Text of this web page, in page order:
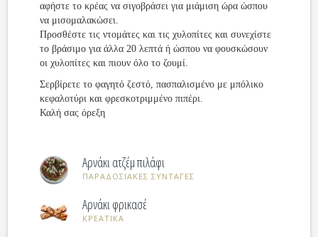
αφήστε το κρέας να σιγοβράσει για μιάμιση ώρα ώσπου
να μισομαλακώσει.
Προσθέστε τις ντομάτες και τις χυλοπίτες και συνεχίστε
το βράσιμο για άλλα 20 λεπτά ή ώσπου να φουσκώσουν
οι χυλοπίτες και πιουν όλο το ζουμί.
Σερβίρετε το φαγητό ζεστό, πασπαλισμένο με μπόλικο
κεφαλοτύρι και φρεσκοτριμμένο πιπέρι.
Καλή σας όρεξη
Αρνάκι ατζέμ πιλάφι
ΠΑΡΑΔΟΣΙΑΚΕΣ ΣΥΝΤΑΓΕΣ
Αρνάκι φρικασέ
ΚΡΕΑΤΙΚΑ